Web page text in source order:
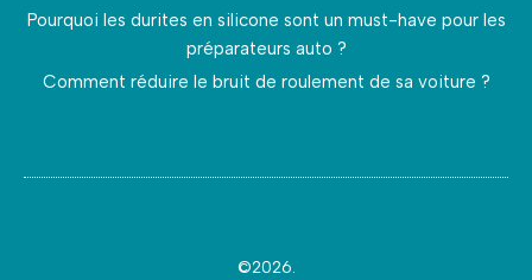
Pourquoi les durites en silicone sont un must-have pour les
préparateurs auto ?
Comment réduire le bruit de roulement de sa voiture ?
©2026.